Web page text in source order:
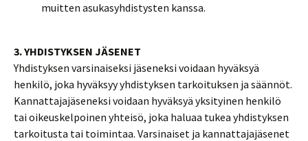
muitten asukasyhdistysten kanssa.
3. YHDISTYKSEN JÄSENET
Yhdistyksen varsinaiseksi jäseneksi voidaan hyväksyä
henkilö, joka hyväksyy yhdistyksen tarkoituksen ja säännöt.
Kannattajajäseneksi voidaan hyväksyä yksityinen henkilö
tai oikeuskelpoinen yhteisö, joka haluaa tukea yhdistyksen
tarkoitusta tai toimintaa. Varsinaiset ja kannattajajäsenet